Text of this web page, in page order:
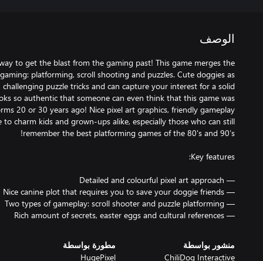
الوصف
to get the blast from the gaming past! This game merges the
platforming, scroll shooting and puzzles. Cute doggies as
puzzle tricks and can capture your interest for a solid
so authentic that someone can even think that this game was
20 or 30 years ago! Nice pixel art graphics, friendly gameplay
to charm kids and grown-ups alike, especially those who can still
— Rich amount of secrets, easter eggs and cultural references
منشور بواسطة
ChiliDog Interactive
مطورة بواسطة
HugePixel